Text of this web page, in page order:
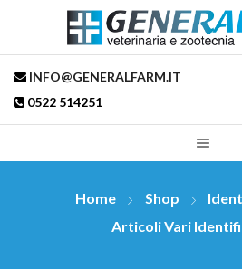
INFO@GENERALFARM.IT
0522 514251
Home Shop
Articoli Vari